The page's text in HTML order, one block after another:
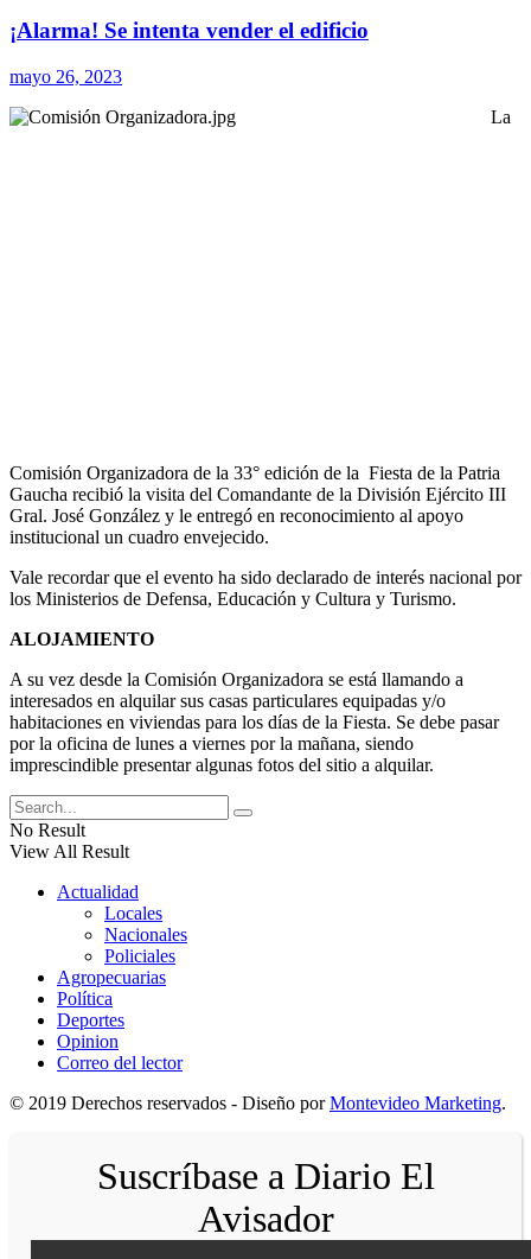
¡Alarma! Se intenta vender el edificio
mayo 26, 2023
La
Comisión Organizadora de la 33° edición de la Fiesta de la Patria
Gaucha recibió la visita del Comandante de la División Ejército III
Gral. José González y le entregó en reconocimiento al apoyo
institucional un cuadro envejecido.
Vale recordar que el evento ha sido declarado de interés nacional por
los Ministerios de Defensa, Educación y Cultura y Turismo.
ALOJAMIENTO
A su vez desde la Comisión Organizadora se está llamando a
interesados en alquilar sus casas particulares equipadas y/o
habitaciones en viviendas para los días de la Fiesta. Se debe pasar
por la oficina de lunes a viernes por la mañana, siendo
imprescindible presentar algunas fotos del sitio a alquilar.
No Result
View All Result
Actualidad
Locales
Nacionales
Policiales
Agropecuarias
Política
Deportes
Opinion
Correo del lector
© 2019 Derechos reservados - Diseño porMontevideo Marketing.
Suscríbase a Diario El
Avisador